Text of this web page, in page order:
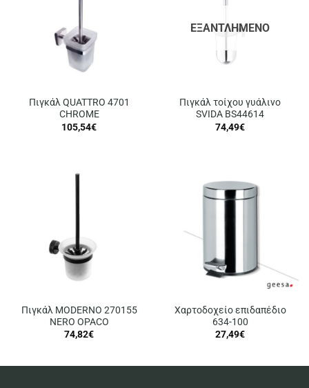
Πιγκάλ QUATTRO 4701
CHROME
105,54€
ΕΞΑΝΤΛΗΜΈΝΟ
Πιγκάλ τοίχου γυάλινο
SVIDA BS44614
74,49€
Πιγκάλ MODERNO 270155
NERO OPACO
74,82€
Χαρτοδοχείο επιδαπέδιο
634-100
27,49€